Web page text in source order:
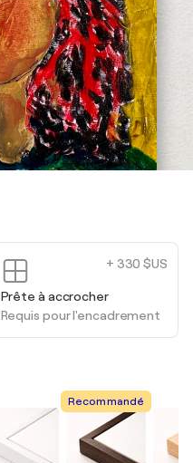
+ 330 $US
Prête à accrocher
Requis pour l'encadrement
Recommandé